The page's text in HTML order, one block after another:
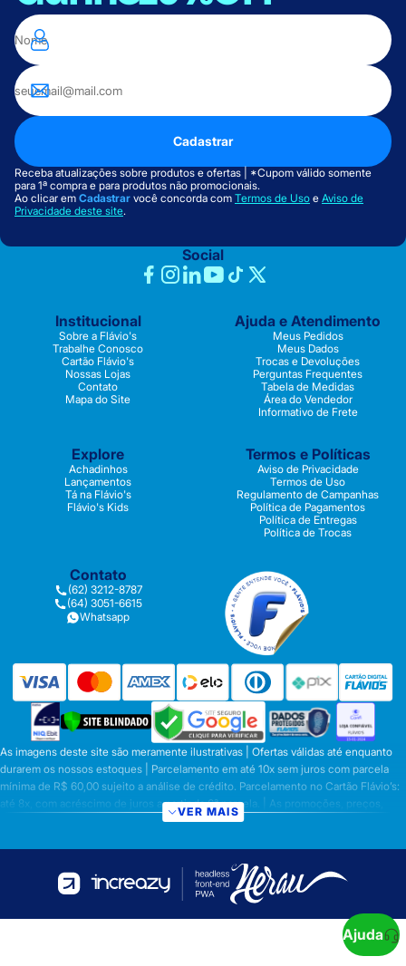
Cadastrar
Receba atualizações sobre produtos e ofertas | *Cupom válido somente
para 1ª compra e para produtos não promocionais.
Ao clicar em Cadastrar você concorda com Termos de Uso e Aviso de
Privacidade deste site.
Social
Institucional
Sobre a Flávio's
Trabalhe Conosco
Cartão Flávio's
Nossas Lojas
Contato
Mapa do Site
Ajuda e Atendimento
Meus Pedidos
Meus Dados
Trocas e Devoluções
Perguntas Frequentes
Tabela de Medidas
Área do Vendedor
Informativo de Frete
Explore
Achadinhos
Lançamentos
Tá na Flávio's
Flávio's Kids
Termos e Políticas
Aviso de Privacidade
Termos de Uso
Regulamento de Campanhas
Política de Pagamentos
Política de Entregas
Política de Trocas
Contato
(62) 3212-8787
(64) 3051-6615
Whatsapp
As imagens deste site são meramente ilustrativas | Ofertas válidas até enquanto
durarem os nossos estoques | Parcelamento em até 10x sem juros com parcela
mínima de R$ 60,00 sujeito a análise de crédito. Parcelamento no Cartão Flávio’s:
até 8x, com acréscimo de juros a partir da 6ª parcela. | As promoções, preços,
parcelamentos e condições de pagamento são válidas apenas para compras
preços válidos para os produtos serão aqueles exibidos no ato da conclusão da
operação, conforme exibição, e desde que haja disponibilidade dos produtos |
Frete Grátis para compras em Goiás, DF com pedido mínimo de R$ 349,90,
demais Regiões do Brasil valor mínimo de R$ R$ 349,90. Promoção de Frete
Grátis só se aplica aos prazos fixos citado acima ou na tabela de frete. Prazo para a
entrega será iniciado após a confirmação e compensação do pagamento do
VER MAIS
Ajuda